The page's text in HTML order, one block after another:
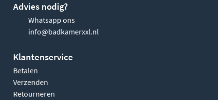
Advies nodig?
Whatsapp ons
info@badkamerxxl.nl
Klantenservice
Betalen
Verzenden
Retourneren